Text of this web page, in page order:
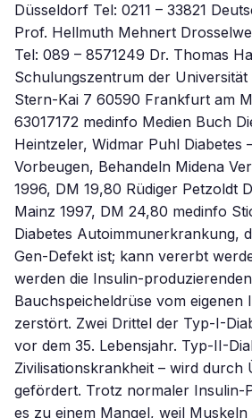
Düsseldorf Tel: 0211 – 33821
Prof. Hellmuth Mehnert
Tel: 089 – 8571249 Dr. Thomas
Schulungszentrum der
Stern-Kai 7 60590 Frankfurt am
63017172 medinfo Medien Buch
Heintzeler, Widmar Puhl Diabetes
Vorbeugen, Behandeln Midena
1996, DM 19,80 Rüdiger Petzoldt
Mainz 1997, DM 24,80 medinfo
Diabetes Autoimmunerkrankung,
Gen-Defekt ist; kann vererbt
werden die Insulin-
Bauchspeicheldrüse vom eigenen
zerstört. Zwei Drittel der Typ-I-
vor dem 35. Lebensjahr. Typ-II-
Zivilisationskrankheit – wird durch
gefördert. Trotz normaler Insulin-
es zu einem Mangel, weil Muskeln